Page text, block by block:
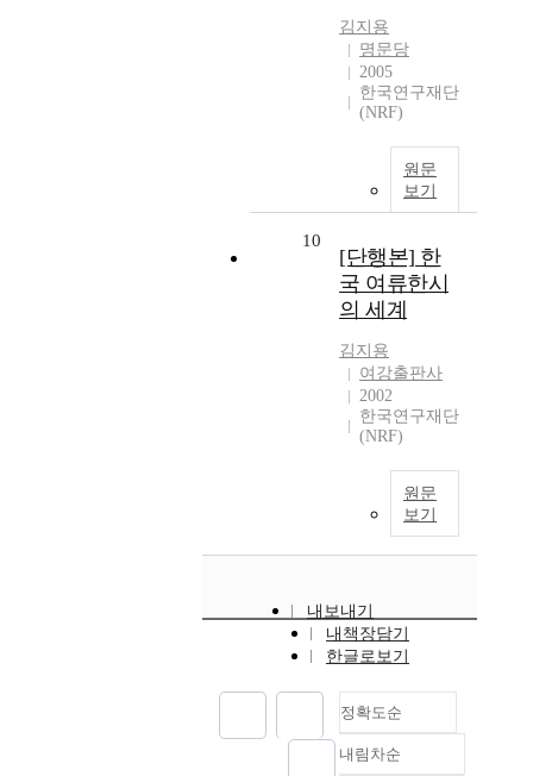
김지용
명문당
2005
한국연구재단
(NRF)
원문
보기
10
[단행본] 한
국 여류한시
의 세계
김지용
여강출판사
2002
한국연구재단
(NRF)
원문
보기
내보내기
내책장담기
한글로보기
정확도순
정확도
내림차순